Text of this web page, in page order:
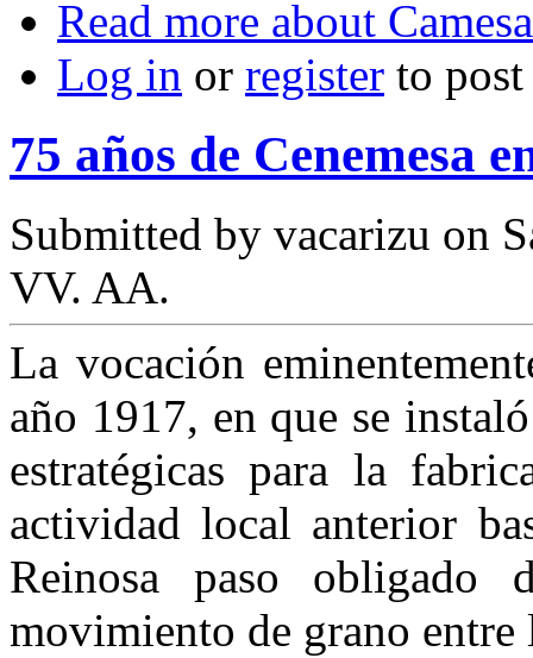
Read more about
Log in or register to
75 años de Cenemesa
Submitted by vacarizu on
VV. AA.
La vocación
año 1917, en que se
estratégicas para la
actividad local anterior
Reinosa paso obligado
movimiento de grano entre